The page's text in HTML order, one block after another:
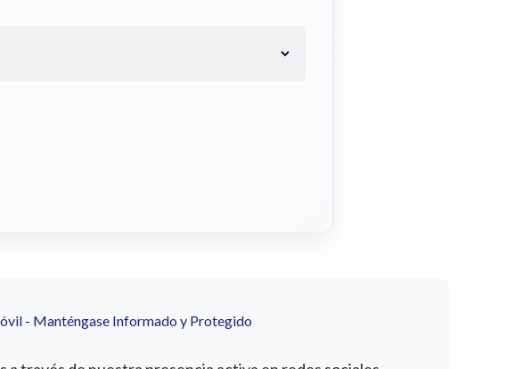
- Manténgase Informado y Protegido